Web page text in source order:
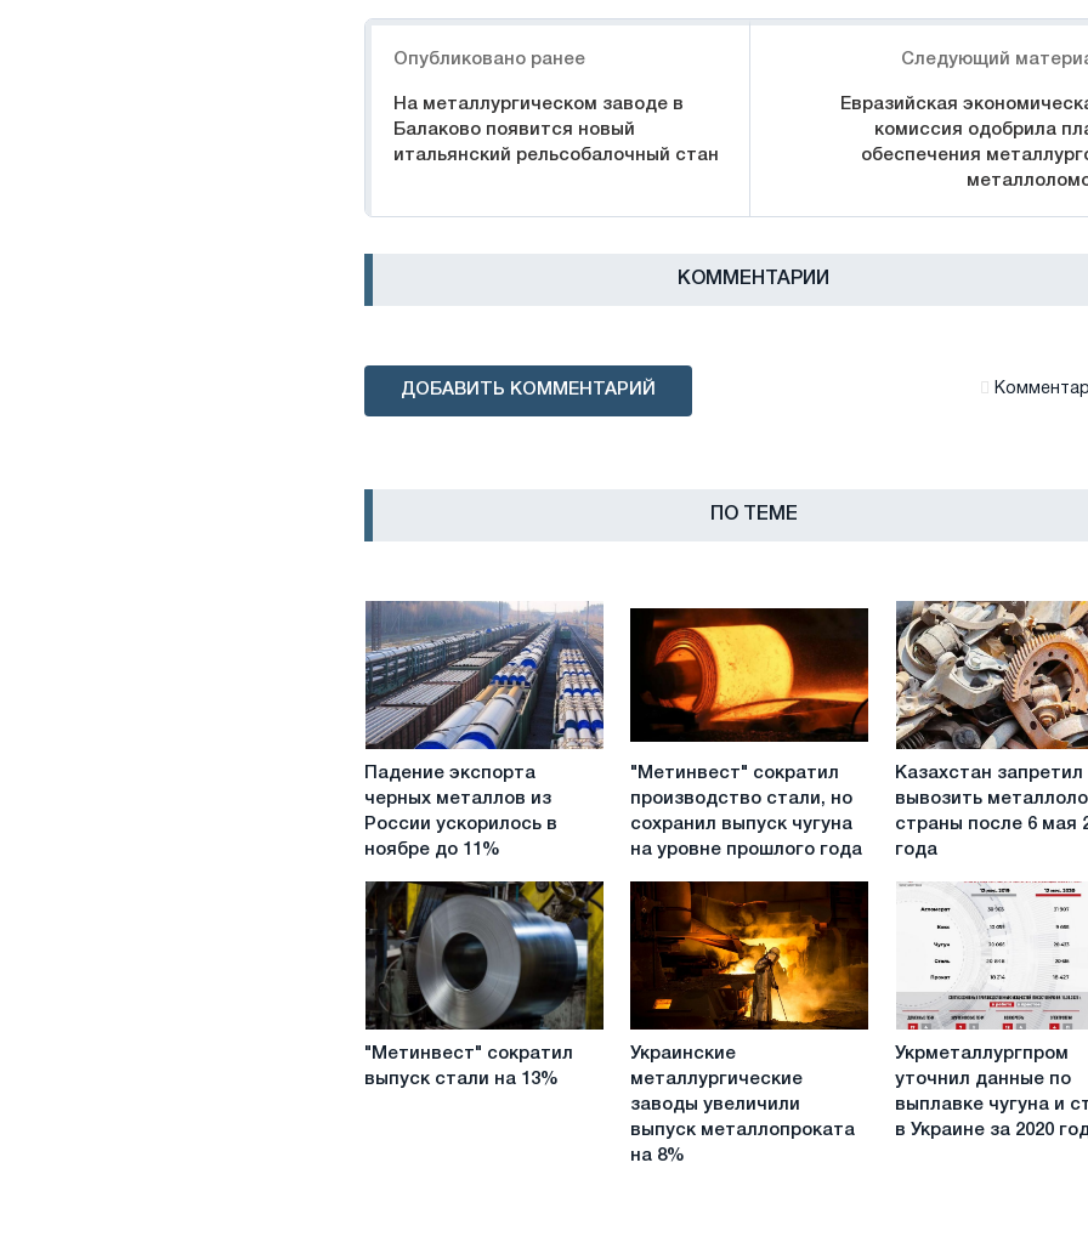
Опубликовано ранее
На металлургическом заводе в
Балаково появится новый
итальянский рельсобалочный стан
Следующий
Евразийская
комиссия одобрила
обеспечения
КОММЕНТАРИИ
ДОБАВИТЬ КОММЕНТАРИЙ
ПО ТЕМЕ
Падение
экспорта
черных
металлов
России
ускорилось
в
ноябре
до
11%
Падение экспорта
черных металлов из
России ускорилось в
ноябре до 11%
"Метинвест"
производство
стали,
сохранил
выпуск
чугуна
уровне
прошлого
года
"Метинвест" сократил
производство стали, но
сохранил выпуск чугуна
на уровне прошлого года
Казахстан
металлолом
страны
после
2022
года
Казахстан запретил
вывозить
страны после 6 мая
года
"Метинвест"
выпуск
"Метинвест" сократил
выпуск стали на 13%
Украинские
металлургические
увеличили
выпуск
Украинские
металлургические
заводы увеличили
выпуск металлопроката
на 8%
Укрметаллургпром
уточнил
данные
по
выплавке
Укрметаллургпром
уточнил данные по
выплавке чугуна и
в Украине за 2020